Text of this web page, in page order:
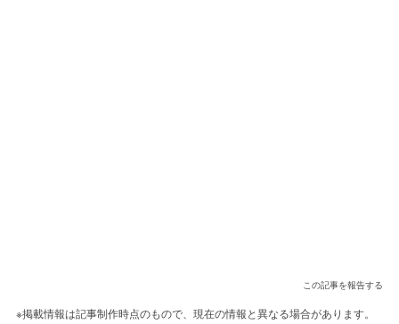
この記事を報告する
※掲載情報は記事制作時点のもので、現在の情報と異なる場合があります。